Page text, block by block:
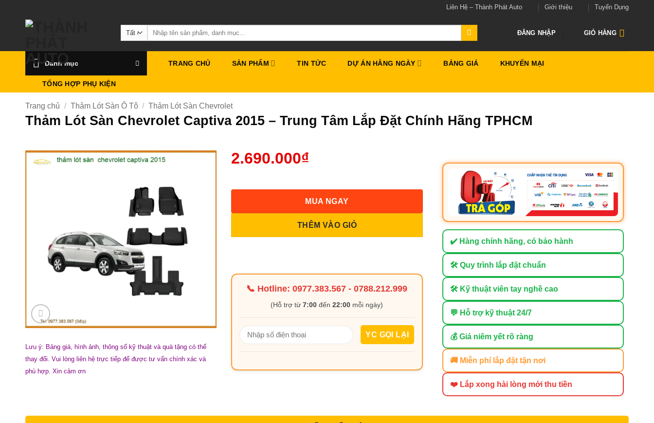
Liên Hệ – Thành Phát Auto Giới thiệu Tuyển Dụng
Tìm
kiếm:
ĐĂNG NHẬP GIỎ HÀNG
Danh mục TRANG CHỦ SẢN PHẨM TIN TỨC DỰ ÁN HẰNG NGÀY BẢNG GIÁ KHUYẾN MẠI
TỔNG HỢP PHỤ KIỆN
Trang chủ / Thảm Lót Sàn Ô Tô / Thảm Lót Sàn Chevrolet
Thảm Lót Sàn Chevrolet Captiva 2015 – Trung Tâm Lắp Đặt Chính Hãng TPHCM
Lưu ý: Bảng giá, hình ảnh, thông số kỹ thuật và quà tặng có thể
thay đổi. Vui lòng liên hệ trực tiếp để được tư vấn chính xác và
phù hợp. Xin cảm ơn
2.690.000₫
THÊM VÀO GIỎ
MUA NGAY
📞 Hotline:0977.383.567 -0788.212.999
(Hỗ trợ từ7:00 đến22:00 mỗi ngày)
✔️ Hàng chính hãng, có bảo hành
🛠 Quy trình lắp đặt chuẩn
🛠 Kỹ thuật viên tay nghề cao
💬 Hỗ trợ kỹ thuật 24/7
💰 Giá niêm yết rõ ràng
🚚 Miễn phí lắp đặt tận nơi
❤️ Lắp xong hài lòng mới thu tiền